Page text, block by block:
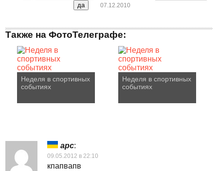
07.12.2010
Также на ФотоТелеграфе:
Неделя в спортивных
событиях
Неделя в спортивных
событиях
арс:
09.05.2012 в 22:10
кпапвапв